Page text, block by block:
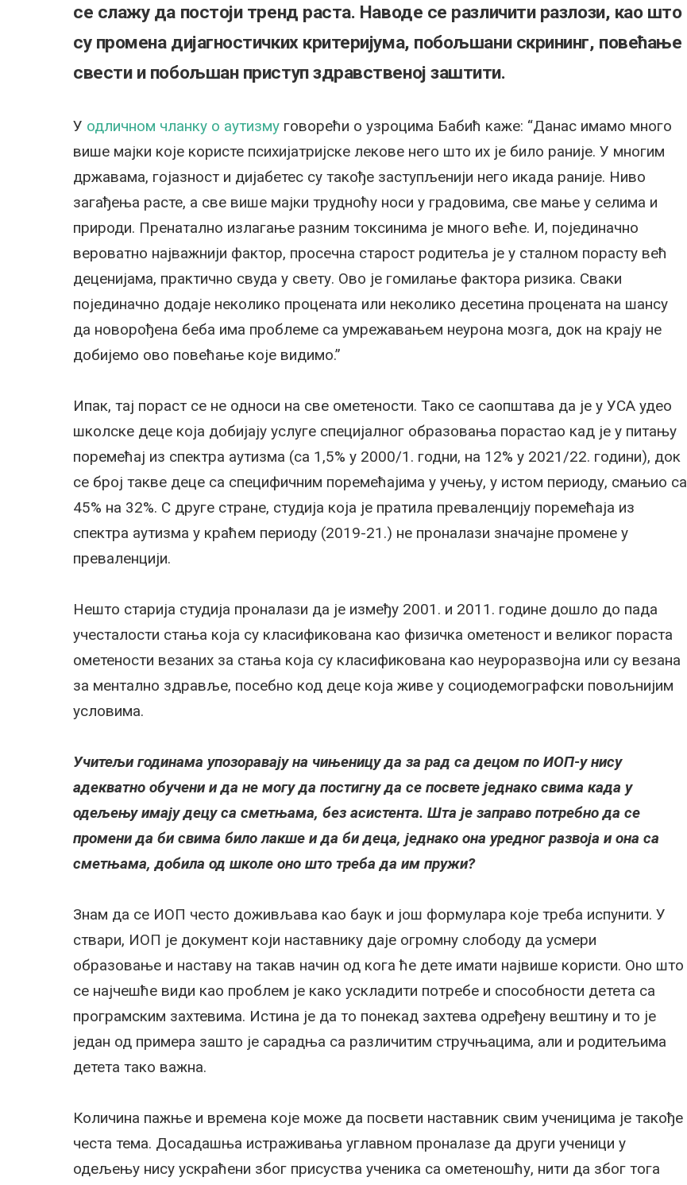
се слажу да постоји тренд раста. Наводе се различити разлози, као што
су промена дијагностичких критеријума, побољшани скрининг, повећање
свести и побољшан приступ здравственој заштити.
У одличном чланку о аутизму говорећи о узроцима Бабић каже: “Данас имамо много
више мајки које користе психијатријске лекове него што их је било раније. У многим
државама, гојазност и дијабетес су такође заступљенији него икада раније. Ниво
загађења расте, а све више мајки трудноћу носи у градовима, све мање у селима и
природи. Пренатално излагање разним токсинима је много веће. И, појединачно
вероватно најважнији фактор, просечна старост родитеља је у сталном порасту већ
деценијама, практично свуда у свету. Ово је гомилање фактора ризика. Сваки
појединачно додаје неколико процената или неколико десетина процената на шансу
да новорођена беба има проблеме са умрежавањем неурона мозга, док на крају не
добијемо ово повећање које видимо.”
Ипак, тај пораст се не односи на све ометености. Тако се саопштава да је у УСА удео
школске деце која добијају услуге специјалног образовања порастао кад је у питању
поремећај из спектра аутизма (са 1,5% у 2000/1. годни, на 12% у 2021/22. години), док
се број такве деце са специфичним поремећајима у учењу, у истом периоду, смањио са
45% на 32%. С друге стране, студија која је пратила преваленцију поремећаја из
спектра аутизма у краћем периоду (2019-21.) не проналази значајне промене у
преваленцији.
Нешто старија студија проналази да је између 2001. и 2011. године дошло до пада
учесталости стања која су класификована као физичка ометеност и великог пораста
ометености везаних за стања која су класификована као неуроразвојна или су везана
за ментално здравље, посебно код деце која живе у социодемографски повољнијим
условима.
Учитељи годинама упозоравају на чињеницу да за рад са децом по ИОП-у нису
адекватно обучени и да не могу да постигну да се посвете једнако свима када у
одељењу имају децу са сметњама, без асистента. Шта је заправо потребно да се
промени да би свима било лакше и да би деца, једнако она уредног развоја и она са
сметњама, добила од школе оно што треба да им пружи?
Знам да се ИОП често доживљава као баук и још формулара које треба испунити. У
ствари, ИОП је документ који наставнику даје огромну слободу да усмери
образовање и наставу на такав начин од кога ће дете имати највише користи. Оно што
се најчешће види као проблем је како ускладити потребе и способности детета са
програмским захтевима. Истина је да то понекад захтева одређену вештину и то је
један од примера зашто је сарадња са различитим стручњацима, али и родитељима
детета тако важна.
Количина пажње и времена које може да посвети наставник свим ученицима је такође
честа тема. Досадашња истраживања углавном проналазе да други ученици у
одељењу нису ускраћени због присуства ученика са ометеношћу, нити да због тога